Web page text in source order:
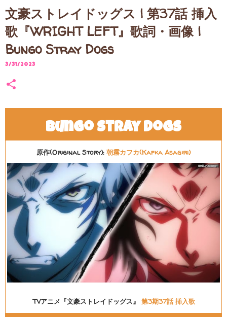
文豪ストレイドッグス | 第37話 挿入
歌『WRIGHT LEFT』歌詞・画像 |
Bungo Stray Dogs
3/31/2023
Bungo Stray Dogs
原作(Original Story): 朝霧カフカ(Kafka Asagiri)
TVアニメ『文豪ストレイドッグス』 第3期37話 挿入歌